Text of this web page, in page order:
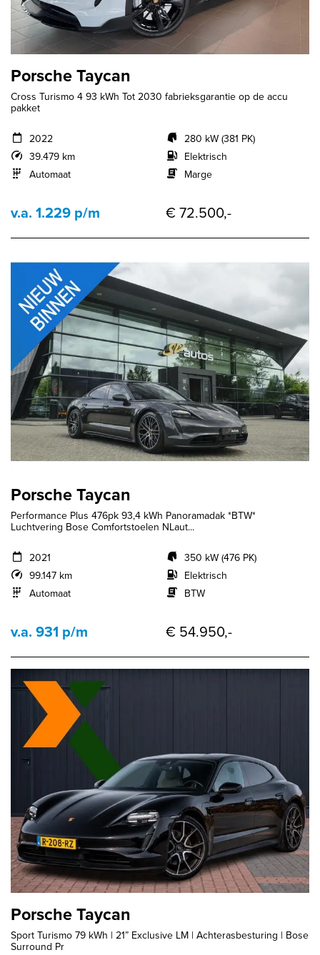
Porsche Taycan
Cross Turismo 4 93 kWh Tot 2030 fabrieksgarantie op de accu
pakket
2022
39.479 km
Automaat
280 kW (381 PK)
Elektrisch
Marge
v.a. 1.229 p/m € 72.500,-
Porsche Taycan
Performance Plus 476pk 93,4 kWh Panoramadak *BTW*
Luchtvering Bose Comfortstoelen NLaut...
2021
99.147 km
Automaat
350 kW (476 PK)
Elektrisch
BTW
v.a. 931 p/m € 54.950,-
Porsche Taycan
Sport Turismo 79 kWh | 21” Exclusive LM | Achterasbesturing | Bose
Surround Pr